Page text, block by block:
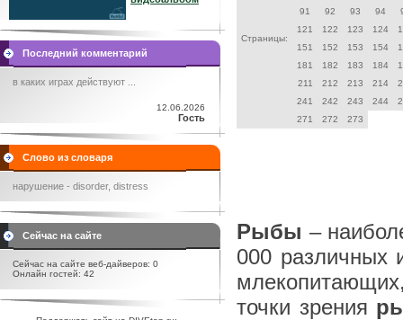
Последний комментарий
в каких играх действуют ...
12.06.2026
Гость
Слово из словаря
нарушение - disorder, distress
Сейчас на сайте
Сейчас на сайте веб-дайверов: 0
Онлайн гостей: 42
Страницы:
91
92 93 94
121
122 123 124
151
152 153 154
181
182 183 184
211
212 213 214
241
242 243 244
271
272 273
Рыбы –
000 различных
точки зрения